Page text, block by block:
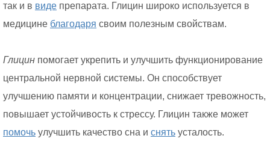
так и в виде препарата. Глицин широко используется в
медицине благодаря своим полезным свойствам.
Глицин помогает укрепить и улучшить функционирование
центральной нервной системы. Он способствует
улучшению памяти и концентрации, снижает тревожность,
повышает устойчивость к стрессу. Глицин также может
помочь улучшить качество сна и снять усталость.